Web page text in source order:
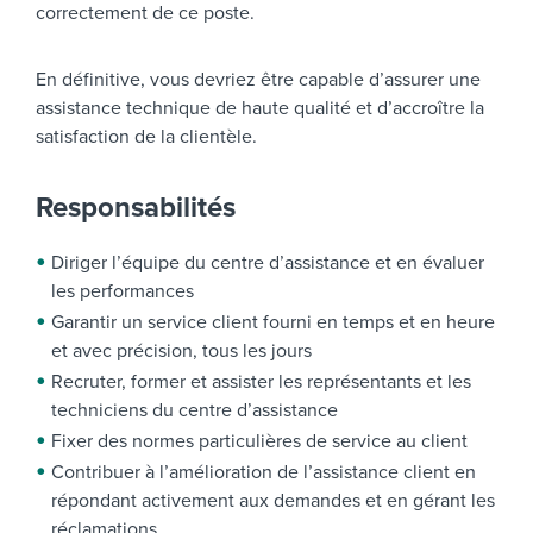
correctement de ce poste.
En définitive, vous devriez être capable d’assurer une
assistance technique de haute qualité et d’accroître la
satisfaction de la clientèle.
Responsabilités
Diriger l’équipe du centre d’assistance et en évaluer
les performances
Garantir un service client fourni en temps et en heure
et avec précision, tous les jours
Recruter, former et assister les représentants et les
techniciens du centre d’assistance
Fixer des normes particulières de service au client
Contribuer à l’amélioration de l’assistance client en
répondant activement aux demandes et en gérant les